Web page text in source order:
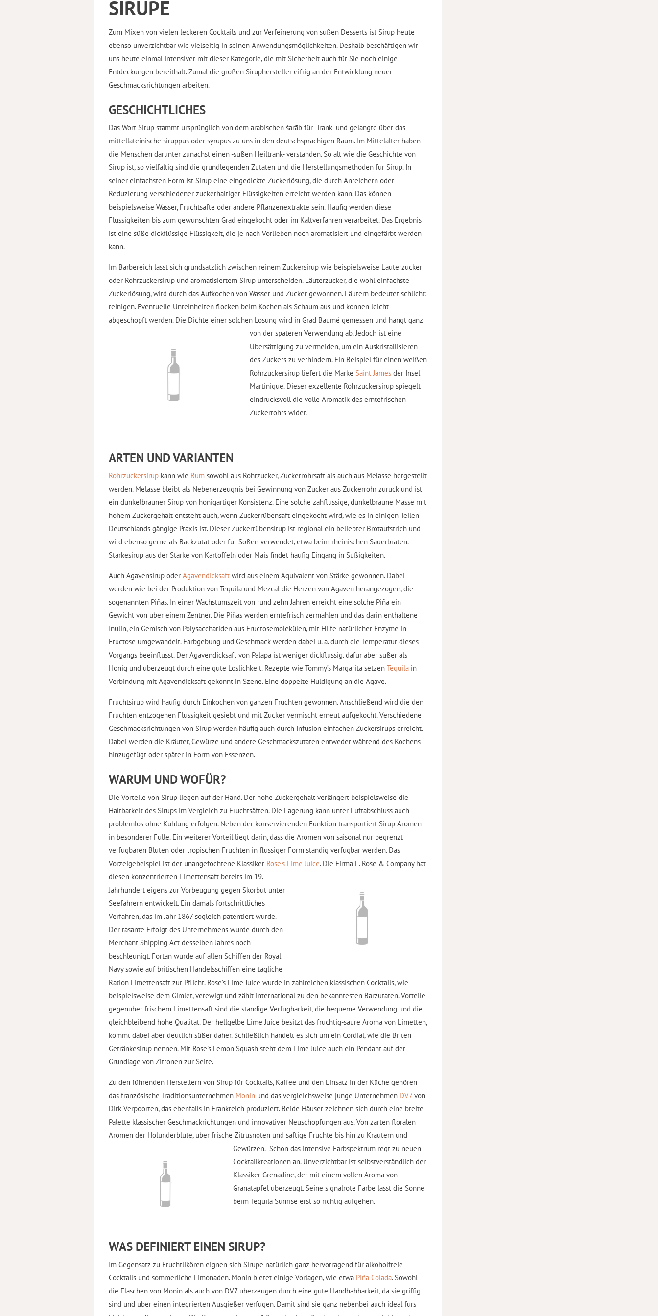
SIRUPE
Zum Mixen von vielen leckeren Cocktails und zur Verfeinerung von süßen Desserts ist Sirup heute
ebenso unverzichtbar wie vielseitig in seinen Anwendungsmöglichkeiten. Deshalb beschäftigen wir
uns heute einmal intensiver mit dieser Kategorie, die mit Sicherheit auch für Sie noch einige
Entdeckungen bereithält. Zumal die großen Siruphersteller eifrig an der Entwicklung neuer
Geschmacksrichtungen arbeiten.
GESCHICHTLICHES
Das Wort Sirup stammt ursprünglich von dem arabischen šarāb für -Trank- und gelangte über das
mittellateinische siruppus oder syrupus zu uns in den deutschsprachigen Raum. Im Mittelalter haben
die Menschen darunter zunächst einen -süßen Heiltrank- verstanden. So alt wie die Geschichte von
Sirup ist, so vielfältig sind die grundlegenden Zutaten und die Herstellungsmethoden für Sirup. In
seiner einfachsten Form ist Sirup eine eingedickte Zuckerlösung, die durch Anreichern oder
Reduzierung verschiedener zuckerhaltiger Flüssigkeiten erreicht werden kann. Das können
beispielsweise Wasser, Fruchtsäfte oder andere Pflanzenextrakte sein. Häufig werden diese
Flüssigkeiten bis zum gewünschten Grad eingekocht oder im Kaltverfahren verarbeitet. Das Ergebnis
ist eine süße dickflüssige Flüssigkeit, die je nach Vorlieben noch aromatisiert und eingefärbt werden
kann.
Im Barbereich lässt sich grundsätzlich zwischen reinem Zuckersirup wie beispielsweise Läuterzucker
oder Rohrzuckersirup und aromatisiertem Sirup unterscheiden. Läuterzucker, die wohl einfachste
Zuckerlösung, wird durch das Aufkochen von Wasser und Zucker gewonnen. Läutern bedeutet schlicht:
reinigen. Eventuelle Unreinheiten flocken beim Kochen als Schaum aus und können leicht
abgeschöpft werden. Die Dichte einer solchen Lösung wird in Grad Baumé gemessen und hängt ganz
von der späteren Verwendung ab. Jedoch ist eine
Übersättigung zu vermeiden, um ein Auskristallisieren
des Zuckers zu verhindern. Ein Beispiel für einen weißen
Rohrzuckersirup liefert die Marke Saint Jamesder Insel
Martinique. Dieser exzellente Rohrzuckersirup spiegelt
eindrucksvoll die volle Aromatik des erntefrischen
Zuckerrohrs wider.
ARTEN UND VARIANTEN
Rohrzuckersirup kann wie Rum sowohl aus Rohrzucker, Zuckerrohrsaft als auch aus Melasse hergestellt
werden. Melasse bleibt als Nebenerzeugnis bei Gewinnung von Zucker aus Zuckerrohr zurück und ist
ein dunkelbrauner Sirup von honigartiger Konsistenz. Eine solche zähflüssige, dunkelbraune Masse mit
hohem Zuckergehalt entsteht auch, wenn Zuckerrübensaft eingekocht wird, wie es in einigen Teilen
Deutschlands gängige Praxis ist. Dieser Zuckerrübensirup ist regional ein beliebter Brotaufstrich und
wird ebenso gerne als Backzutat oder für Soßen verwendet, etwa beim rheinischen Sauerbraten.
Stärkesirup aus der Stärke von Kartoffeln oder Mais findet häufig Eingang in Süßigkeiten.
Auch Agavensirup oder Agavendicksaft wird aus einem Äquivalent von Stärke gewonnen. Dabei
werden wie bei der Produktion von Tequila und Mezcal die Herzen von Agaven herangezogen, die
sogenannten Piñas. In einer Wachstumszeit von rund zehn Jahren erreicht eine solche Piña ein
Gewicht von über einem Zentner. Die Piñas werden erntefrisch zermahlen und das darin enthaltene
Inulin, ein Gemisch von Polysacchariden aus Fructosemolekülen, mit Hilfe natürlicher Enzyme in
Fructose umgewandelt. Farbgebung und Geschmack werden dabei u. a. durch die Temperatur dieses
Vorgangs beeinflusst. Der Agavendicksaft von Palapa ist weniger dickflüssig, dafür aber süßer als
Honig und überzeugt durch eine gute Löslichkeit. Rezepte wie Tommy’s Margarita setzen Tequila in
Verbindung mit Agavendicksaft gekonnt in Szene. Eine doppelte Huldigung an die Agave.
Fruchtsirup wird häufig durch Einkochen von ganzen Früchten gewonnen. Anschließend wird die den
Früchten entzogenen Flüssigkeit gesiebt und mit Zucker vermischt erneut aufgekocht. Verschiedene
Geschmacksrichtungen von Sirup werden häufig auch durch Infusion einfachen Zuckersirups erreicht.
Dabei werden die Kräuter, Gewürze und andere Geschmackszutaten entweder während des Kochens
hinzugefügt oder später in Form von Essenzen.
WARUM UND WOFÜR?
Die Vorteile von Sirup liegen auf der Hand. Der hohe Zuckergehalt verlängert beispielsweise die
Haltbarkeit des Sirups im Vergleich zu Fruchtsäften. Die Lagerung kann unter Luftabschluss auch
problemlos ohne Kühlung erfolgen. Neben der konservierenden Funktion transportiert Sirup Aromen
in besonderer Fülle. Ein weiterer Vorteil liegt darin, dass die Aromen von saisonal nur begrenzt
verfügbaren Blüten oder tropischen Früchten in flüssiger Form ständig verfügbar werden. Das
Vorzeigebeispiel ist der unangefochtene Klassiker Rose’s Lime Juice. Die Firma L. Rose & Company hat
diesen konzentrierten Limettensaft bereits im 19.
Jahrhundert eigens zur Vorbeugung gegen Skorbut unter
Seefahrern entwickelt. Ein damals fortschrittliches
Verfahren, das im Jahr 1867 sogleich patentiert wurde.
Der rasante Erfolgt des Unternehmens wurde durch den
Merchant Shipping Act desselben Jahres noch
beschleunigt. Fortan wurde auf allen Schiffen der Royal
Navy sowie auf britischen Handelsschiffen eine tägliche
Ration Limettensaft zur Pflicht. Rose’s Lime Juice wurde in zahlreichen klassischen Cocktails, wie
beispielsweise dem Gimlet, verewigt und zählt international zu den bekanntesten Barzutaten. Vorteile
gegenüber frischem Limettensaft sind die ständige Verfügbarkeit, die bequeme Verwendung und die
gleichbleibend hohe Qualität. Der hellgelbe Lime Juice besitzt das fruchtig-saure Aroma von Limetten,
kommt dabei aber deutlich süßer daher. Schließlich handelt es sich um ein Cordial, wie die Briten
Getränkesirup nennen. Mit Rose’s Lemon Squash steht dem Lime Juice auch ein Pendant auf der
Grundlage von Zitronen zur Seite.
Zu den führenden Herstellern von Sirup für Cocktails, Kaffee und den Einsatz in der Küche gehören
das französische Traditionsunternehmen Monin und das vergleichsweise junge Unternehmen DV7 von
Dirk Verpoorten, das ebenfalls in Frankreich produziert. Beide Häuser zeichnen sich durch eine breite
Palette klassischer Geschmackrichtungen und innovativer Neuschöpfungen aus. Von zarten floralen
Aromen der Holunderblüte, über frische Zitrusnoten und saftige Früchte bis hin zu Kräutern und
Gewürzen. Schon das intensive Farbspektrum regt zu neuen
Cocktailkreationen an. Unverzichtbar ist selbstverständlich der
Klassiker Grenadine, der mit einem vollen Aroma von
Granatapfel überzeugt. Seine signalrote Farbe lässt die Sonne
beim Tequila Sunrise erst so richtig aufgehen.
WAS DEFINIERT EINEN SIRUP?
Im Gegensatz zu Fruchtlikören eignen sich Sirupe natürlich ganz hervorragend für alkoholfreie
Cocktails und sommerliche Limonaden. Monin bietet einige Vorlagen, wie etwa Piña Colada. Sowohl
die Flaschen von Monin als auch von DV7 überzeugen durch eine gute Handhabbarkeit, da sie griffig
sind und über einen integrierten Ausgießer verfügen. Damit sind sie ganz nebenbei auch ideal fürs